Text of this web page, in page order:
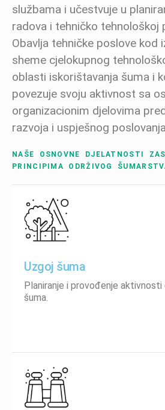
službama i učestvuje u
radova i tehničko tehnološkoj
Obavlja tehničke poslove kod
sheme cjelokupnog
oblasti iskorištavanja šuma i
povezuje svoju aktivnost sa
organizacionim djelovima
razvoja i uspješnog
NAŠE OSNOVNE DJELATNOSTI
PRINCIPIMA ODRŽIVOG
Uzgoj šuma
Planiranje i provođenje aktivnosti
šuma.